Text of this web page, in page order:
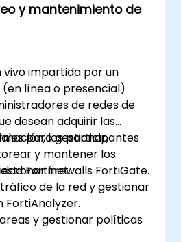
y mantenimiento de
vivo impartida por un
línea o presencial)
de redes de
desean adquirir las
para gestionar,
y mantener los
Fortinet.
los participantes
firewalls FortiGate.
de la red y gestionar
FortiAnalyzer.
y gestionar políticas